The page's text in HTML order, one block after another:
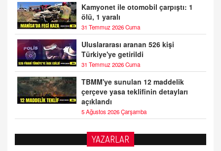
Kamyonet ile otomobil çarpıştı: 1
ölü, 1 yaralı
31 Temmuz 2026 Cuma
Uluslararası aranan 526 kişi
Türkiye'ye getirildi
31 Temmuz 2026 Cuma
TBMM'ye sunulan 12 maddelik
çerçeve yasa teklifinin detayları
açıklandı
5 Ağustos 2026 Çarşamba
YAZARLAR